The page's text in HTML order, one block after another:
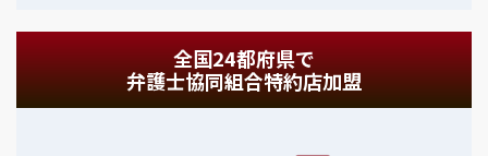
全国24都府県で
弁護士協同組合特約店加盟